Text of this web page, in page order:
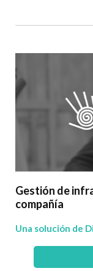
Gestión de
compañía
Una solución de